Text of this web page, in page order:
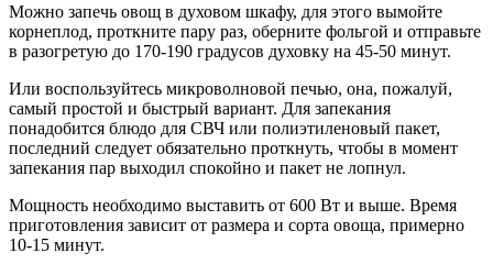
Можно запечь овощ в духовом шкафу, для этого вымойте
корнеплод, проткните пару раз, оберните фольгой и отправьте
в разогретую до 170-190 градусов духовку на 45-50 минут.
Или воспользуйтесь микроволновой печью, она, пожалуй,
самый простой и быстрый вариант. Для запекания
понадобится блюдо для СВЧ или полиэтиленовый пакет,
последний следует обязательно проткнуть, чтобы в момент
запекания пар выходил спокойно и пакет не лопнул.
Мощность необходимо выставить от 600 Вт и выше. Время
приготовления зависит от размера и сорта овоща, примерно
10-15 минут.